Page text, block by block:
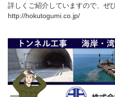
詳しくご紹介していますので、ぜ
http://hokutogumi.co.jp/